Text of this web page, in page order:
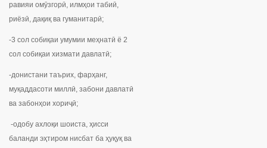
равияи омӯзгорӣ, илмҳои табиӣ,
риёзӣ, дақиқ ва гуманитарӣ;
-3 сол собиқаи умумии меҳнатӣ ё 2
сол собиқаи хизмати давлатӣ;
-донистани таърих, фарҳанг,
муқаддасоти миллӣ, забони давлатӣ
ва забонҳои хориҷӣ;
-одобу ахлоқи шоиста, ҳисси
баланди эҳтиром нисбат ба ҳуқуқ ва